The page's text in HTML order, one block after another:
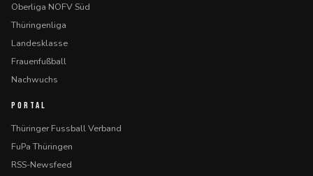
Oberliga NOFV Süd
Thüringenliga
Landesklasse
Frauenfußball
Nachwuchs
PORTAL
Thüringer Fussball Verband
FuPa Thüringen
RSS-Newsfeed